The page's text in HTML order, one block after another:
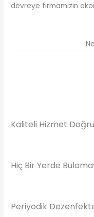
devreye firmamızın
Kaliteli Hizmet
Hiç Bir Yerde
Periyodik